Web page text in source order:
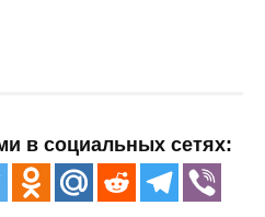
в социальных сетях: